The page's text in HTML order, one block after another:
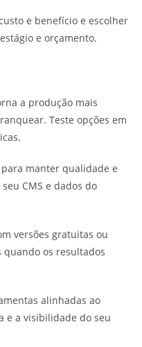
e benefício e escolher
e orçamento.
a produção mais
Teste opções em
manter qualidade e
CMS e dados do
versões gratuitas ou
quando os resultados
alinhadas ao
e a visibilidade do seu